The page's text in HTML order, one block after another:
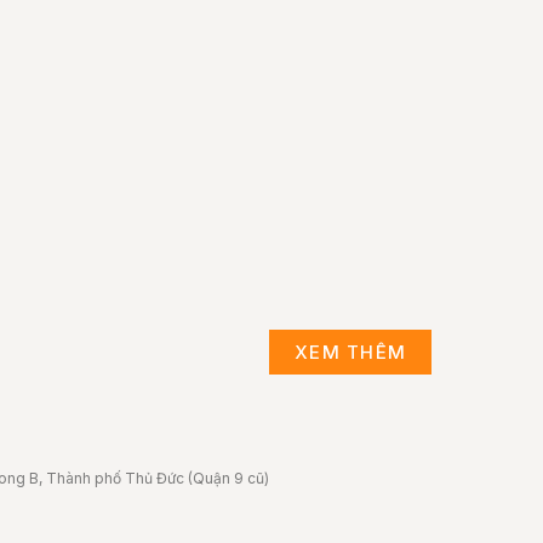
XEM THÊM
B, Thành phố Thủ Đức (Quận 9 cũ)